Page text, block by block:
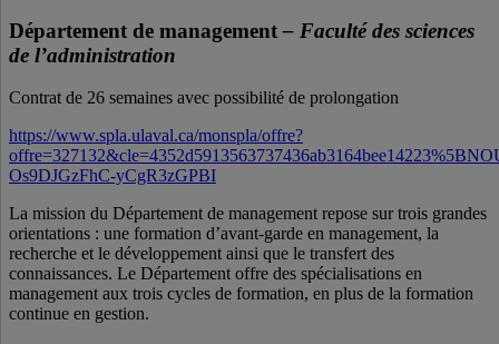
Département de management– Faculté des sciences
de l’administration
Contrat de 26 semaines avec possibilité de prolongation
https://www.spla.ulaval.ca/monspla/offre?
Os9DJGzFhC-yCgR3zGPBI
La mission du Département de management repose sur trois grandes
orientations : une formation d’avant-garde en management, la
recherche et le développement ainsi que le transfert des
connaissances. Le Département offre des spécialisations en
management aux trois cycles de formation, en plus de la formation
continue en gestion.